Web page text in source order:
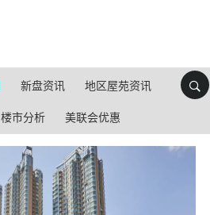
新盘资讯 地区屋苑资讯
楼市分析 美联会优惠